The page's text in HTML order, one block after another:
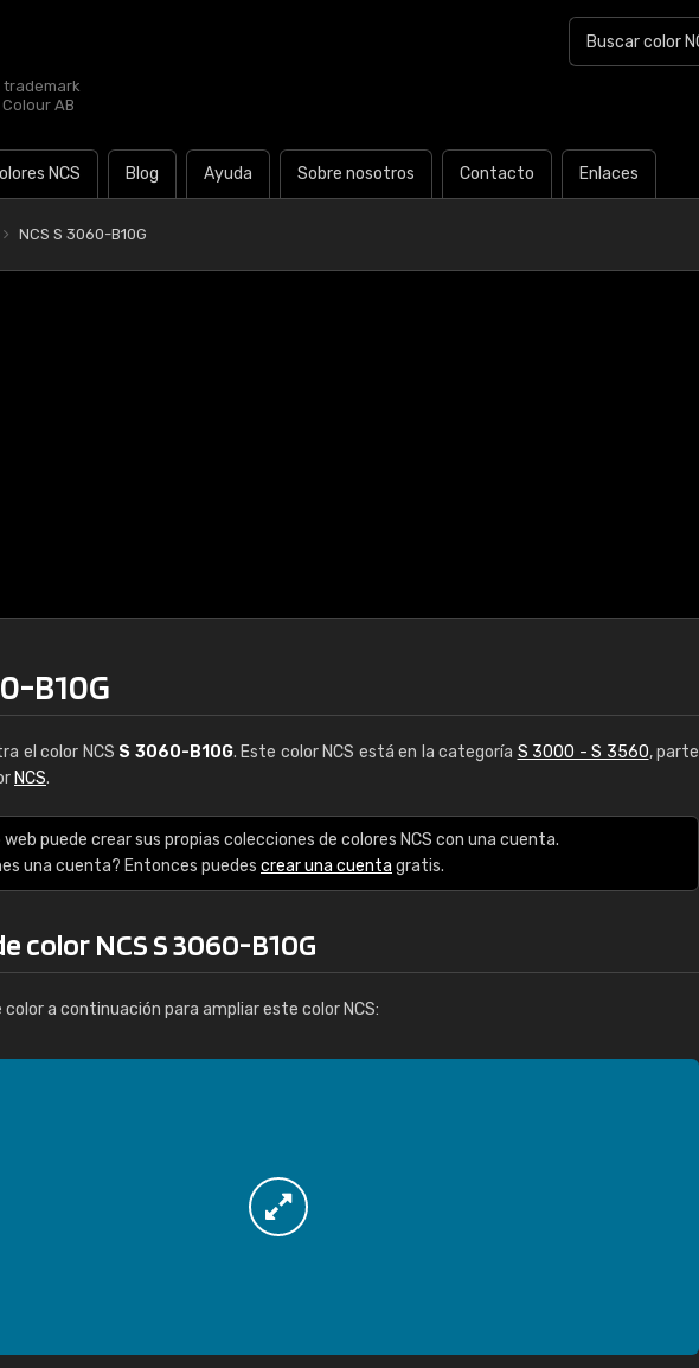
trademark
AB
NCS Blog Ayuda Sobre nosotros Contacto Enlaces
NCS S 3060-B10G
B10G
el color NCS S 3060-B10G. Este color NCS está en la categoría S 3000 - S 3560, parte
NCS.
puede crear sus propias colecciones de colores NCS con una cuenta.
una cuenta? Entonces puedes crear una cuenta gratis.
color NCS S 3060-B10G
color a continuación para ampliar este color NCS: